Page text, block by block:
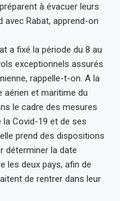
à évacuer leurs
avec Rabat, apprend-on
a fixé la période du 8 au
exceptionnels assurés
rappelle-t-on. A la
aérien et maritime du
le cadre des mesures
Covid-19 et de ses
prend des dispositions
déterminer la date
les deux pays, afin de
de rentrer dans leur